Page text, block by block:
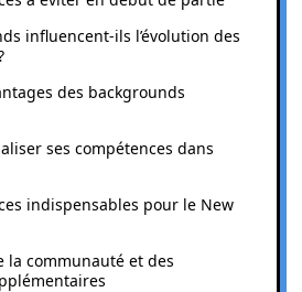
influencent-ils l’évolution des
des backgrounds
ses compétences dans
indispensables pour le New
la communauté et des